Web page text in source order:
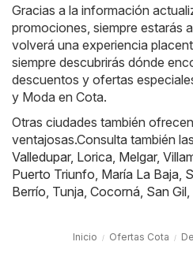
Gracias a la información
promociones, siempre estarás
volverá una experiencia
siempre descubrirás dónde
descuentos y ofertas
y Moda en Cota.
Otras ciudades también
ventajosas.Consulta también
Valledupar, Lorica, Melgar,
Puerto Triunfo, María La Baja,
Berrío, Tunja, Cocorná, San Gil,
Inicio Ofertas Cota